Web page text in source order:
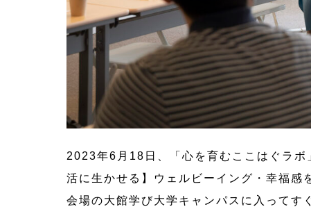
2023年6月18日、「心を育むここはぐラ
活に生かせる】ウェルビーイング・幸福感
会場の大館学び大学キャンパスに入ってす